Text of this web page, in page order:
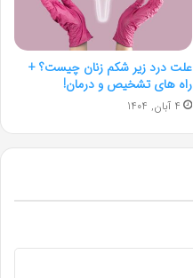
علت درد زیر شکم زنان چیست؟ +
راه های تشخیص و درمان!
4 آبان, 1404